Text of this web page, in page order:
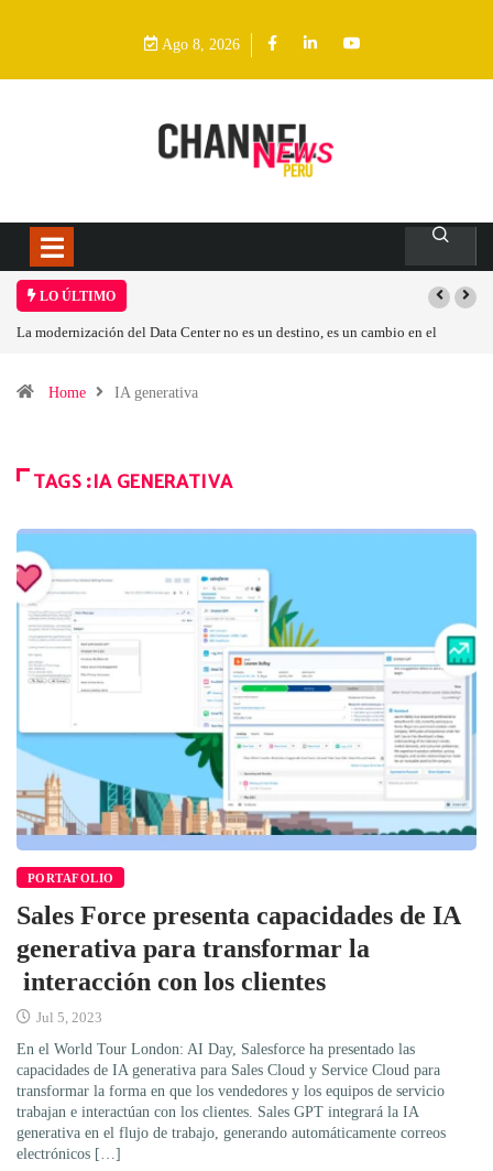
Ago 8, 2026
LO ÚLTIMO
Los ingresos por semiconductores aumentarán más de un 94 % en 2026
Home IA generativa
TAGS :IA GENERATIVA
PORTAFOLIO
Sales Force presenta capacidades de IA
generativa para transformar la
interacción con los clientes
Jul 5, 2023
En el World Tour London: AI Day, Salesforce ha presentado las
capacidades de IA generativa para Sales Cloud y Service Cloud para
transformar la forma en que los vendedores y los equipos de servicio
trabajan e interactúan con los clientes. Sales GPT integrará la IA
generativa en el flujo de trabajo, generando automáticamente correos
electrónicos […]